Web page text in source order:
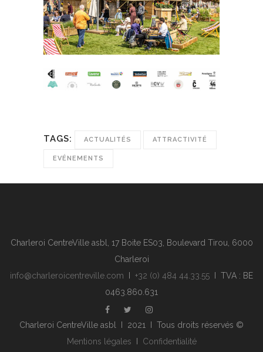
TAGS: ACTUALITÉS ATTRACTIVITÉ
EVÉNEMENTS
Charleroi CentreVille asbl, 17 Boite ES03, Boulevard Tirou, 6000
Charleroi
info@charleroicentreville.com
+32 (0) 484 44.33.55 I TVA : BE
0463.860.631
Charleroi CentreVille asbl I 2021 I Tous droits réservés ©
Mentions légales
Confidentialité